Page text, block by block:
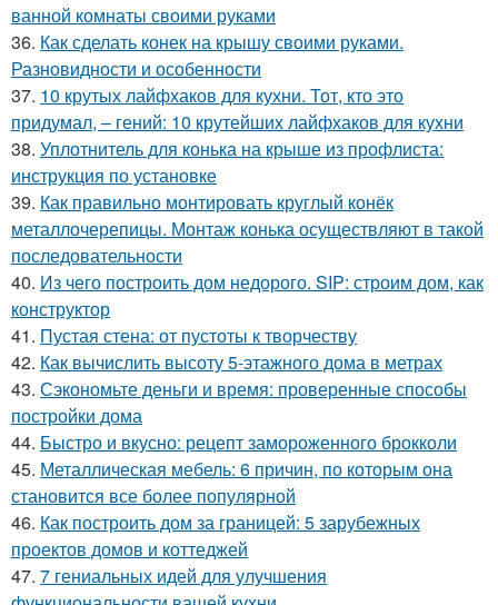
ванной комнаты своими руками
36. Как сделать конек на крышу своими руками.
Разновидности и особенности
37. 10 крутых лайфхаков для кухни. Тот, кто это
придумал, – гений: 10 крутейших лайфхаков для кухни
38. Уплотнитель для конька на крыше из профлиста:
инструкция по установке
39. Как правильно монтировать круглый конёк
металлочерепицы. Монтаж конька осуществляют в такой
последовательности
40. Из чего построить дом недорого. SIP: строим дом, как
конструктор
41. Пустая стена: от пустоты к творчеству
42. Как вычислить высоту 5-этажного дома в метрах
43. Сэкономьте деньги и время: проверенные способы
постройки дома
44. Быстро и вкусно: рецепт замороженного брокколи
45. Металлическая мебель: 6 причин, по которым она
становится все более популярной
46. Как построить дом за границей: 5 зарубежных
проектов домов и коттеджей
47. 7 гениальных идей для улучшения